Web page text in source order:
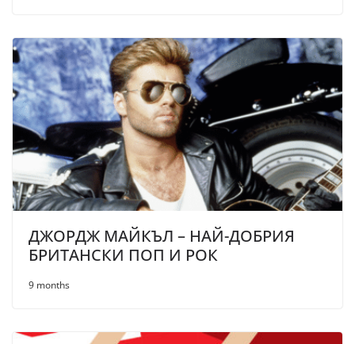
ДЖОРДЖ МАЙКЪЛ – НАЙ-ДОБРИЯ
БРИТАНСКИ ПОП И РОК
9 months